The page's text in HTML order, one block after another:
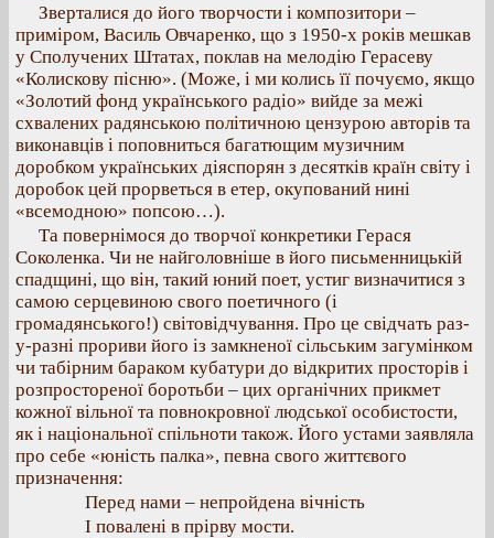
Зверталися до його творчости і композитори –
приміром, Василь Овчаренко, що з 1950-х років мешкав
у Сполучених Штатах, поклав на мелодію Герасеву
«Колискову пісню». (Може, і ми колись її почуємо, якщо
«Золотий фонд українського радіо» вийде за межі
схвалених радянською політичною цензурою авторів та
виконавців і поповниться багатющим музичним
доробком українських діяспорян з десятків країн світу і
доробок цей прорветься в етер, окупований нині
«всемодною» попсою…).
Та повернімося до творчої конкретики Герася
Соколенка. Чи не найголовніше в його письменницькій
спадщині, що він, такий юний поет, устиг визначитися з
самою серцевиною свого поетичного (і
громадянського!) світовідчування. Про це свідчать раз-
у-разні прориви його із замкненої сільським загумінком
чи табірним бараком кубатури до відкритих просторів і
розпростореної боротьби – цих органічних прикмет
кожної вільної та повнокровної людської особистости,
як і національної спільноти також. Його устами заявляла
про себе «юність палка», певна свого життєвого
призначення:
Перед нами – непройдена вічність
І повалені в прірву мости.